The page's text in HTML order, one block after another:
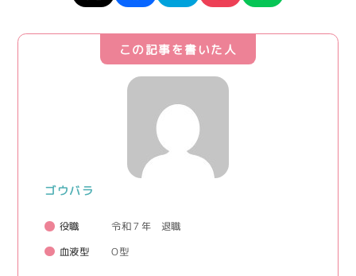
この記事を書いた人
ゴウバラ
役職 令和７年 退職
血液型 O型